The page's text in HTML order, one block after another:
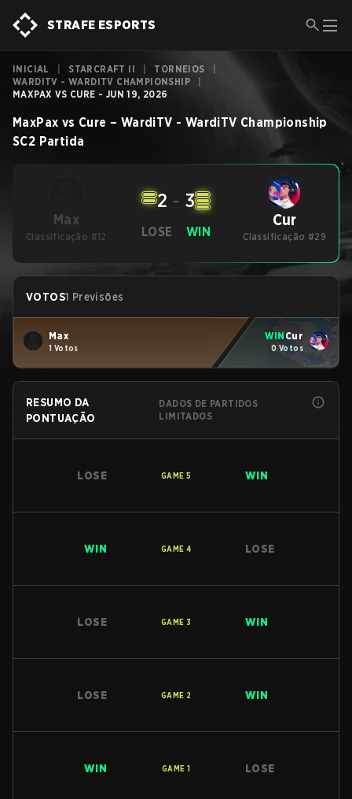
STRAFE ESPORTS
INICIAL STARCRAFT II TORNEIOS
WARDITV - WARDITV CHAMPIONSHIP
MAXPAX VS CURE - JUN 19, 2026
MaxPax vs Cure – WardiTV - WardiTV Championship
SC2 Partida
Max
Classificação #12 LOSE
2 - 3
WIN
Cur
Classificação #29
VOTOS1 Previsões
Max
1 Votos
WIN Cur
0 Votos
RESUMO DA
PONTUAÇÃO
DADOS DE PARTIDOS
LIMITADOS
LOSE GAME 5 WIN
WIN GAME 4 LOSE
LOSE GAME 3 WIN
LOSE GAME 2 WIN
WIN GAME 1 LOSE